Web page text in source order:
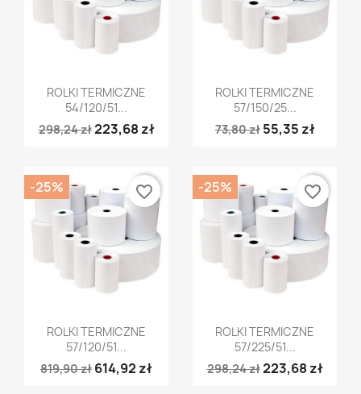
Szybki podgląd
ROLKI TERMICZNE
54/120/51...
298,24 zł223,68 zł
Szybki podgląd
ROLKI TERMICZNE
57/150/25...
73,80 zł 55,35 zł
Szybki podgląd
ROLKI TERMICZNE
57/120/51...
819,90 zł 614,92 zł
-25% favorite_border
Szybki podgląd
ROLKI TERMICZNE
57/225/51...
298,24 zł223,68 zł
-25% favorite_border